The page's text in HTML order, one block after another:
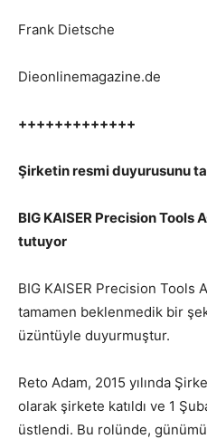
Frank Dietsche
Dieonlinemagazine.de
+++++++++++++
Şirketin resmi duyurusunu
BIG KAISER Precision Tools
tutuyor
BIG KAISER Precision Tools
tamamen beklenmedik bir
üzüntüyle duyurmuştur.
Reto Adam, 2015 yılında
olarak şirkete katıldı ve 1
üstlendi. Bu rolünde,